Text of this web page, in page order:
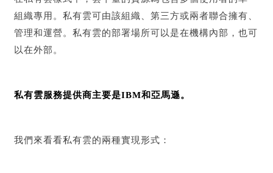
組織專用。私有雲可由該組織、第三方或兩者聯合擁有、
管理和運營。私有雲的部署場所可以是在機構內部，也可
以在外部。
私有雲服務提供商主要是IBM和亞馬遜。
我們來看看私有雲的兩種實現形式：